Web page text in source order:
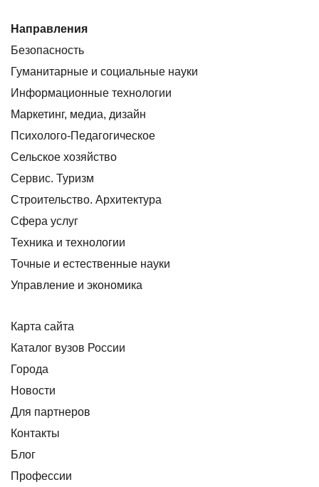
Направления
Безопасность
Гуманитарные и социальные науки
Информационные технологии
Маркетинг, медиа, дизайн
Психолого-Педагогическое
Сельское хозяйство
Сервис. Туризм
Строительство. Архитектура
Сфера услуг
Техника и технологии
Точные и естественные науки
Управление и экономика
Карта сайта
Каталог вузов России
Города
Новости
Для партнеров
Контакты
Блог
Профессии